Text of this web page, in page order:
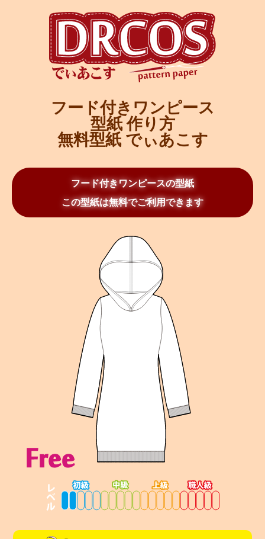
フード付きワンピース
型紙 作り方
無料型紙 でぃあこす
フード付きワンピースの型紙
この型紙は無料でご利用できます